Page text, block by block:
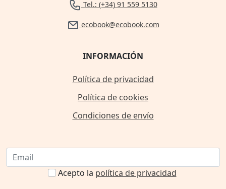
Tel.: (+34) 91 559 5130
ecobook@ecobook.com
INFORMACIÓN
Política de privacidad
Política de cookies
Condiciones de envío
Acepto la política de privacidad